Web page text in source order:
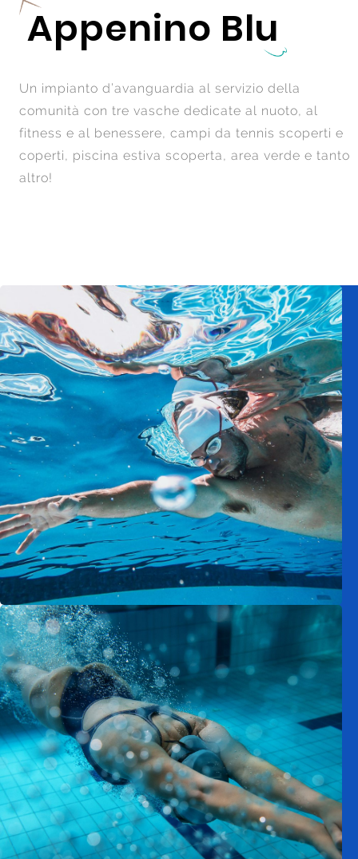
Appenino Blu
Un impianto d’avanguardia al servizio della
comunità con tre vasche dedicate al nuoto, al
fitness e al benessere, campi da tennis scoperti e
coperti, piscina estiva scoperta, area verde e tanto
altro!